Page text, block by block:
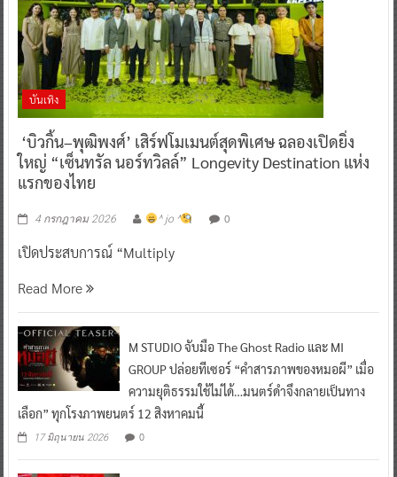
บันเทิง
‘บิวกิ้น–พุฒิพงศ์’ เสิร์ฟโมเมนต์สุดพิเศษ ฉลองเปิดยิ่ง
ใหญ่ “เซ็นทรัล นอร์ทวิลล์” Longevity Destination แห่ง
แรกของไทย
4 กรกฎาคม 2026 ^ jo ^ 0
เปิดประสบการณ์ “Multiply
Read More
M STUDIO จับมือ The Ghost Radio และ MI
GROUP ปล่อยทีเซอร์ “คำสารภาพของหมอผี” เมื่อ
ความยุติธรรมใช้ไม่ได้…มนตร์ดำจึงกลายเป็นทาง
เลือก” ทุกโรงภาพยนตร์ 12 สิงหาคมนี้
17 มิถุนายน 2026 0